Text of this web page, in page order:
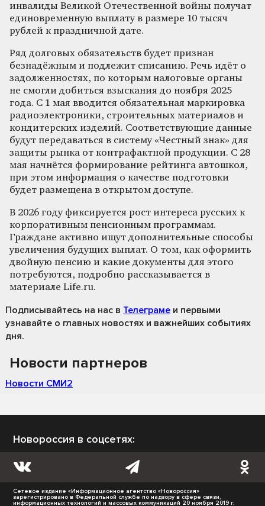
инвалиды Великой Отечественной войны получат
единовременную выплату в размере 10 тысяч
рублей к праздничной дате.
Ряд долговых обязательств будет признан
безнадёжным и подлежит списанию. Речь идёт о
задолженностях, по которым налоговые органы
не смогли добиться взыскания до ноября 2025
года. С 1 мая вводится обязательная маркировка
радиоэлектроники, строительных материалов и
кондитерских изделий. Соответствующие данные
будут передаваться в систему «Честный знак» для
защиты рынка от контрафактной продукции. С 28
мая начнётся формирование рейтинга автошкол,
при этом информация о качестве подготовки
будет размещена в открытом доступе.
В 2026 году фиксируется рост интереса русских к
корпоративным пенсионным программам.
Граждане активно ищут дополнительные способы
увеличения будущих выплат. О том, как оформить
двойную пенсию и какие документы для этого
потребуются, подробно рассказывается в
материале Life.ru.
Подписывайтесь на нас в Телеграме и первыми
узнавайте о главных новостях и важнейших событиях
дня.
Новости партнеров
Новости СМИ2
Новороссия в соцсетях:
Сетевое издание «Информационное агентство «Новороссия»
зарегистрировано в Федеральной службе по надзору в сфере связи,
информационных технологий и массовых коммуникаций 20 ноября 2019 г.